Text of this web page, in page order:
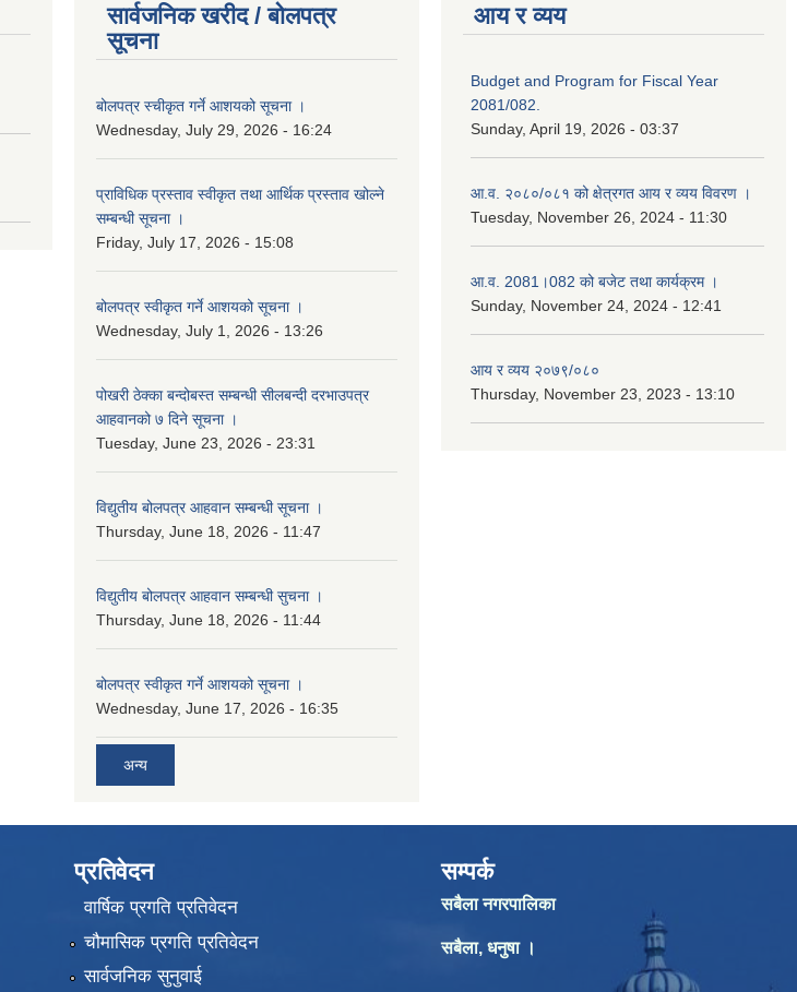
सार्वजनिक खरीद / बोलपत्र
सूचना
बोलपत्र स्चीकृत गर्ने आशयको सूचना ।
Wednesday, July 29, 2026 - 16:24
प्राविधिक प्रस्ताव स्वीकृत तथा आर्थिक प्रस्ताव खोल्ने
सम्बन्धी सूचना ।
Friday, July 17, 2026 - 15:08
बोलपत्र स्वीकृत गर्ने आशयको सूचना ।
Wednesday, July 1, 2026 - 13:26
पोखरी ठेक्का बन्दोबस्त सम्बन्धी सीलबन्दी दरभाउपत्र
आहवानको ७ दिने सूचना ।
Tuesday, June 23, 2026 - 23:31
विद्युतीय बोलपत्र आहवान सम्बन्धी सूचना ।
Thursday, June 18, 2026 - 11:47
विद्युतीय बोलपत्र आहवान सम्बन्धी सुचना ।
Thursday, June 18, 2026 - 11:44
बोलपत्र स्वीकृत गर्ने आशयको सूचना ।
Wednesday, June 17, 2026 - 16:35
अन्य
आय र व्यय
Budget and Program for Fiscal Year
2081/082.
Sunday, April 19, 2026 - 03:37
आ.व. २०८०/०८१ को क्षेत्रगत आय र व्यय विवरण ।
Tuesday, November 26, 2024 - 11:30
आ.व. 2081।082 को बजेट तथा कार्यक्रम ।
Sunday, November 24, 2024 - 12:41
आय र व्यय २०७९/०८०
Thursday, November 23, 2023 - 13:10
प्रतिवेदन
वार्षिक प्रगति प्रतिवेदन
चौमासिक प्रगति प्रतिवेदन
सार्वजनिक सुनुवाई
सम्पर्क
सबैला नगरपालिका
सबैला, धनुषा ।